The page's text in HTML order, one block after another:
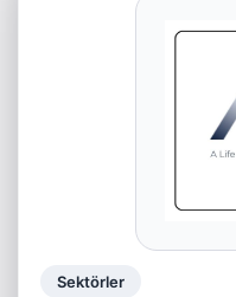
Sektörler